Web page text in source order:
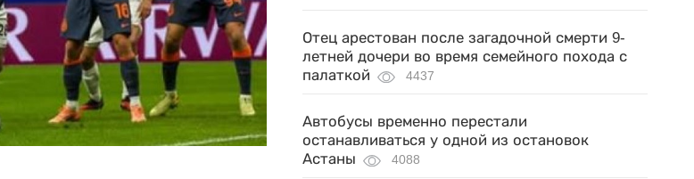
Отец арестован после загадочной смерти 9-
летней дочери во время семейного похода с
палаткой
4437
Автобусы временно перестали
останавливаться у одной из остановок
Астаны
4088